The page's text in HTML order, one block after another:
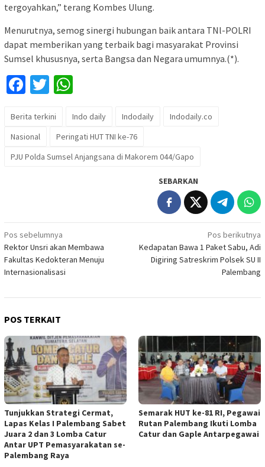
tergoyahkan,” terang Kombes Ulung.
Menurutnya, semog sinergi hubungan baik antara TNl-POLRI
dapat memberikan yang terbaik bagi masyarakat Provinsi
Sumsel khususnya, serta Bangsa dan Negara umumnya.(*).
Facebook
Twitter
Berita terkini Indo daily Indodaily
Indodaily.co
Nasional
Peringati HUT TNI ke-76
PJU Polda Sumsel Anjangsana di Makorem 044/Gapo
SEBARKAN
Navigasi
pos
Pos sebelumnya
Rektor Unsri akan Membawa
Fakultas Kedokteran Menuju
Internasionalisasi
Pos berikutnya
Kedapatan Bawa 1 Paket Sabu, Adi
Digiring Satreskrim Polsek SU II
Palembang
POS TERKAIT
Tunjukkan Strategi Cermat,
Lapas Kelas I Palembang Sabet
Juara 2 dan 3 Lomba Catur
Antar UPT Pemasyarakatan se-
Palembang Raya
Semarak HUT ke-81 RI, Pegawai
Rutan Palembang Ikuti Lomba
Catur dan Gaple Antarpegawai